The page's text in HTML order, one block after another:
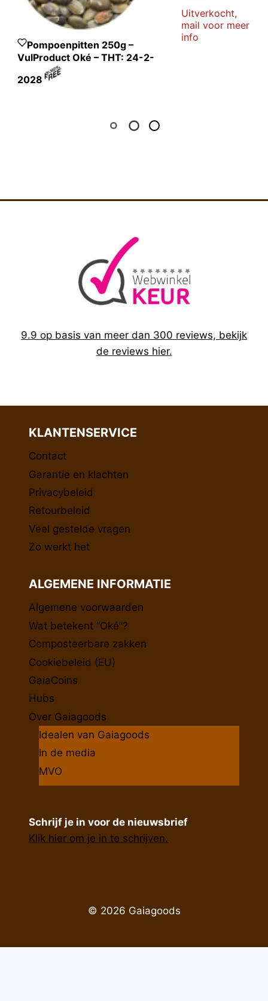
Pompoenpitten 250g –
VulProduct Oké – THT: 24-2-
2028
Uitverkocht,
mail voor meer
info
9.9 op basis van meer dan 300 reviews, bekijk
de reviews hier.
KLANTENSERVICE
Contact
Garantie en klachten
Privacybeleid
Retourbeleid
Veel gestelde vragen
Zo werkt het
ALGEMENE INFORMATIE
Algemene voorwaarden
Wat betekent “Oké”?
Composteerbare zakken
Cookiebeleid (EU)
GaiaCoins
Hubs
Over Gaiagoods
Idealen van Gaiagoods
In de media
MVO
Schrijf je in voor de nieuwsbrief
Klik hier om je in te schrijven.
© 2026 Gaiagoods